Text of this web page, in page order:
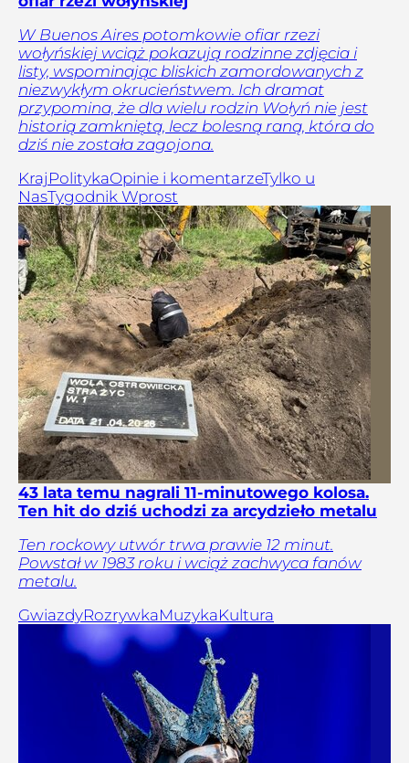
W Buenos Aires potomkowie ofiar rzezi
wołyńskiej wciąż pokazują rodzinne zdjęcia i
listy, wspominając bliskich zamordowanych z
niezwykłym okrucieństwem. Ich dramat
przypomina, że dla wielu rodzin Wołyń nie jest
historią zamkniętą, lecz bolesną raną, która do
dziś nie została zagojona.
Kraj PolitykaOpinie i komentarzeTylko u
NasTygodnik Wprost
43 lata temu nagrali 11-minutowego kolosa.
Ten hit do dziś uchodzi za arcydzieło metalu
Ten rockowy utwór trwa prawie 12 minut.
Powstał w 1983 roku i wciąż zachwyca fanów
metalu.
GwiazdyRozrywkaMuzykaKultura